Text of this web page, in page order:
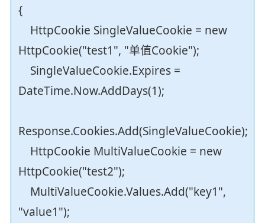
{
HttpCookie SingleValueCookie = new
HttpCookie("test1", "单值Cookie");
SingleValueCookie.Expires =
DateTime.Now.AddDays(1);
Response.Cookies.Add(SingleValueCookie);
HttpCookie MultiValueCookie = new
HttpCookie("test2");
MultiValueCookie.Values.Add("key1",
"value1");